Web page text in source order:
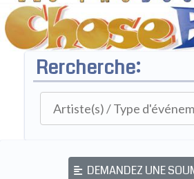
Rercherche:
DEMANDEZ UNE